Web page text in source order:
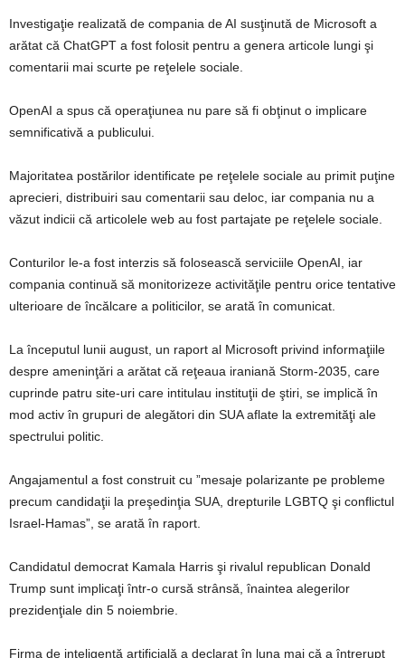
Investigaţie realizată de compania de AI susţinută de Microsoft a
arătat că ChatGPT a fost folosit pentru a genera articole lungi şi
comentarii mai scurte pe reţelele sociale.
OpenAI a spus că operaţiunea nu pare să fi obţinut o implicare
semnificativă a publicului.
Majoritatea postărilor identificate pe reţelele sociale au primit puţine
aprecieri, distribuiri sau comentarii sau deloc, iar compania nu a
văzut indicii că articolele web au fost partajate pe reţelele sociale.
Conturilor le-a fost interzis să folosească serviciile OpenAI, iar
compania continuă să monitorizeze activităţile pentru orice tentative
ulterioare de încălcare a politicilor, se arată în comunicat.
La începutul lunii august, un raport al Microsoft privind informaţiile
despre ameninţări a arătat că reţeaua iraniană Storm-2035, care
cuprinde patru site-uri care intitulau instituţii de ştiri, se implică în
mod activ în grupuri de alegători din SUA aflate la extremităţi ale
spectrului politic.
Angajamentul a fost construit cu ”mesaje polarizante pe probleme
precum candidaţii la preşedinţia SUA, drepturile LGBTQ şi conflictul
Israel-Hamas”, se arată în raport.
Candidatul democrat Kamala Harris şi rivalul republican Donald
Trump sunt implicaţi într-o cursă strânsă, înaintea alegerilor
prezidenţiale din 5 noiembrie.
Firma de inteligenţă artificială a declarat în luna mai că a întrerupt